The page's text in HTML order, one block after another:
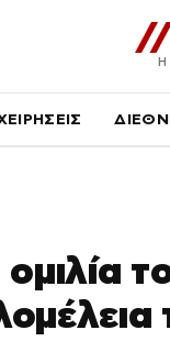
Η
ομιλία